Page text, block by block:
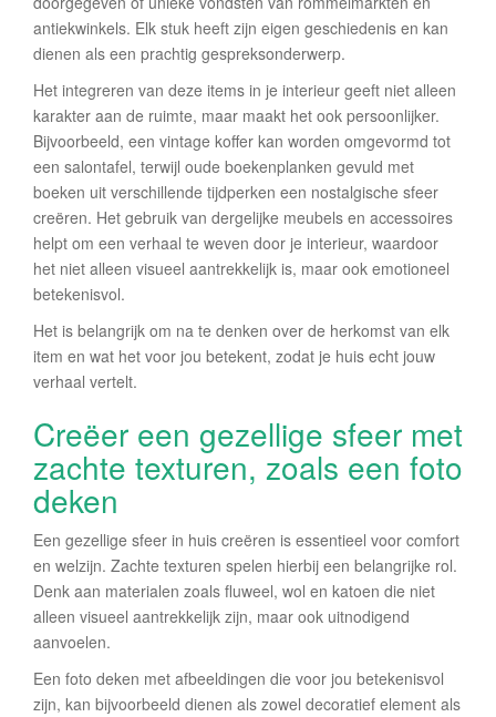
antiekwinkels. Elk stuk heeft zijn eigen geschiedenis en kan
dienen als een prachtig gespreksonderwerp.
Het integreren van deze items in je interieur geeft niet alleen
karakter aan de ruimte, maar maakt het ook persoonlijker.
Bijvoorbeeld, een vintage koffer kan worden omgevormd tot
een salontafel, terwijl oude boekenplanken gevuld met
boeken uit verschillende tijdperken een nostalgische sfeer
creëren. Het gebruik van dergelijke meubels en accessoires
helpt om een verhaal te weven door je interieur, waardoor
het niet alleen visueel aantrekkelijk is, maar ook emotioneel
betekenisvol.
Het is belangrijk om na te denken over de herkomst van elk
item en wat het voor jou betekent, zodat je huis echt jouw
verhaal vertelt.
Creëer een gezellige sfeer met
zachte texturen, zoals een foto
deken
Een gezellige sfeer in huis creëren is essentieel voor comfort
en welzijn. Zachte texturen spelen hierbij een belangrijke rol.
Denk aan materialen zoals fluweel, wol en katoen die niet
alleen visueel aantrekkelijk zijn, maar ook uitnodigend
aanvoelen.
Een foto deken met afbeeldingen die voor jou betekenisvol
zijn, kan bijvoorbeeld dienen als zowel decoratief element als